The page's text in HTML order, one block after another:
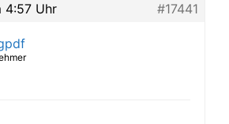
4:57 Uhr
#17441